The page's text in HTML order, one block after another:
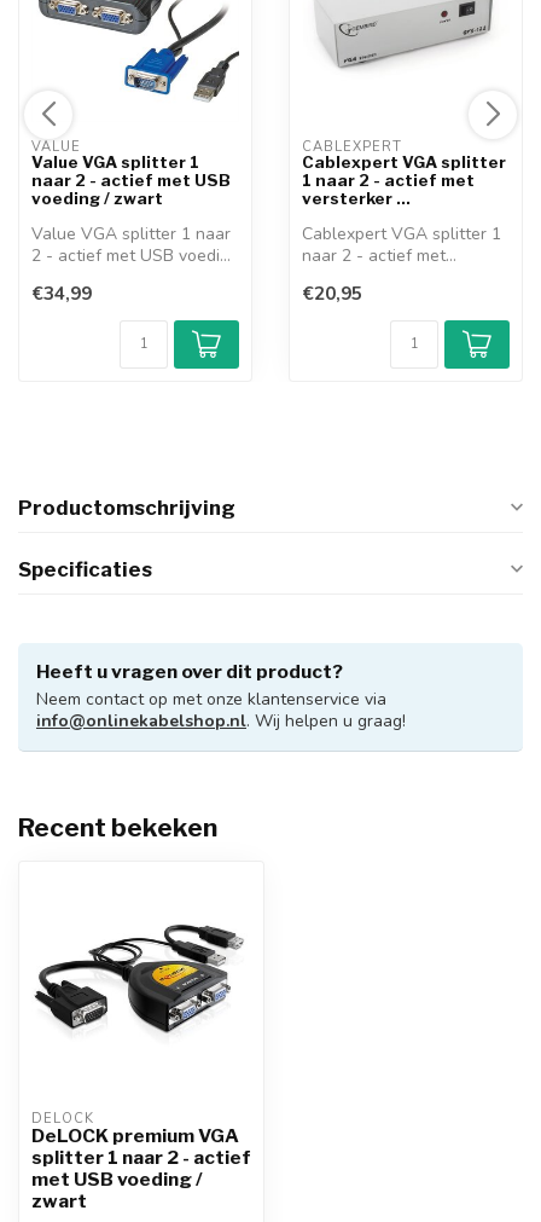
VALUE
Value VGA splitter 1
naar 2 - actief met USB
voeding / zwart
Value VGA splitter 1 naar
2 - actief met USB voeding
€34,99
CABLEXPERT
Cablexpert VGA splitter
1 naar 2 - actief met
versterker ...
Cablexpert VGA splitter 1
naar 2 - actief met
€20,95
Productomschrijving
Specificaties
Heeft u vragen over dit product?
Neem contact op met onze klantenservice via
info@onlinekabelshop.nl. Wij helpen u graag!
Recent bekeken
DELOCK
DeLOCK premium VGA
splitter 1 naar 2 - actief
met USB voeding /
zwart